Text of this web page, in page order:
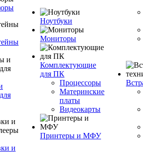
и
Ноутбуки
Мониторы
Комплектующие
для ПК
Процессоры
Материнские
платы
Видеокарты
Принтеры и МФУ